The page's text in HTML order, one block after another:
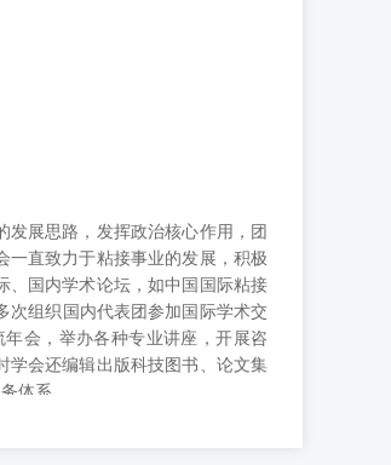
展思路，发挥政治核心作用，团
一直致力于粘接事业的发展，积极
、国内学术论坛，如中国国际粘接
次组织国内代表团参加国际学术交
会，举办各种专业讲座，开展咨
学会还编辑出版科技图书、论文集
体系。